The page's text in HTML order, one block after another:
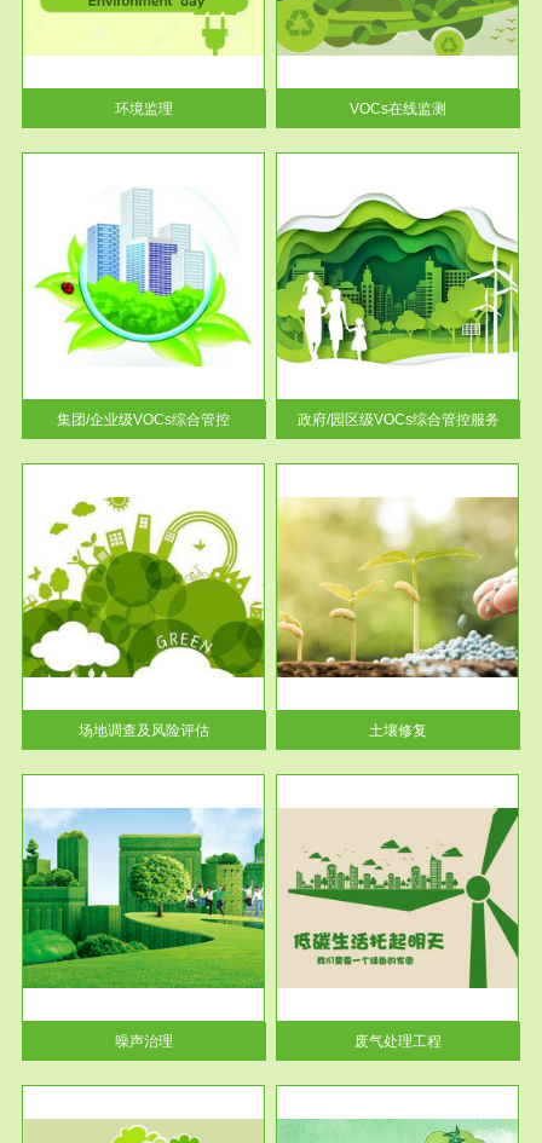
环境监理
根据《重点区域大气污染防
治“十二五”规划》有机废气净化
率达...
VOCs在线监测
集团/企业级VOCs综合管控
服务范围
政府/园区级VOCs综合管控服务
根据《石化行业挥发性有机物综
合整治方案》文件要求，到2017
年，全...
政府/园区级VOCs综合管控服务
场地调查及风险评估
服务范围
土壤修复
土壤修复
噪声治理
服务范围
废气处理工程
废气处理工程